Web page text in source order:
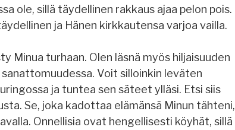
ole, sillä täydellinen rakkaus ajaa pelon pois.
ja Hänen kirkkautensa varjoa vailla.
Minua turhaan. Olen läsnä myös hiljaisuuden
sanattomuudessa. Voit silloinkin leväten
ja tuntea sen säteet ylläsi. Etsi siis
Se, joka kadottaa elämänsä Minun tähteni,
Onnellisia ovat hengellisesti köyhät, sillä